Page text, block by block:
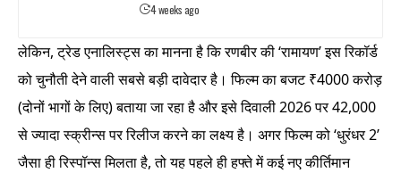
4 weeks ago
लेकिन, ट्रेड एनालिस्ट्स का मानना है कि रणबीर की ‘रामायण’ इस रिकॉर्ड
को चुनौती देने वाली सबसे बड़ी दावेदार है। फिल्म का बजट ₹4000 करोड़
(दोनों भागों के लिए) बताया जा रहा है और इसे दिवाली 2026 पर 42,000
से ज्यादा स्क्रीन्स पर रिलीज करने का लक्ष्य है। अगर फिल्म को ‘धुरंधर 2’
जैसा ही रिस्पॉन्स मिलता है, तो यह पहले ही हफ्ते में कई नए कीर्तिमान